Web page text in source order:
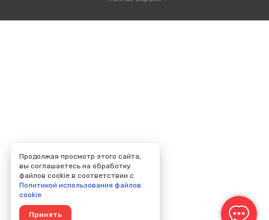
Продолжая просмотр этого сайта,
вы соглашаетесь на обработку
файлов cookie в соответствии с
Политикой использования файлов
cookie
Принять